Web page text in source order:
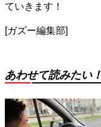
ていきます！
[ガズー編集部]
あわせて読みたい！